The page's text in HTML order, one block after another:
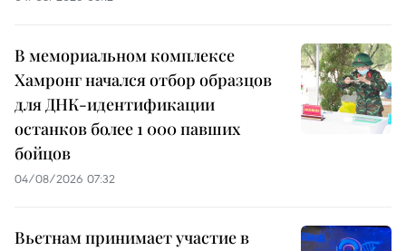
В мемориальном комплексе
Хамронг начался отбор образцов
для ДНК-идентификации
останков более 1 000 павших
бойцов
04/08/2026 07:32
Вьетнам принимает участие в